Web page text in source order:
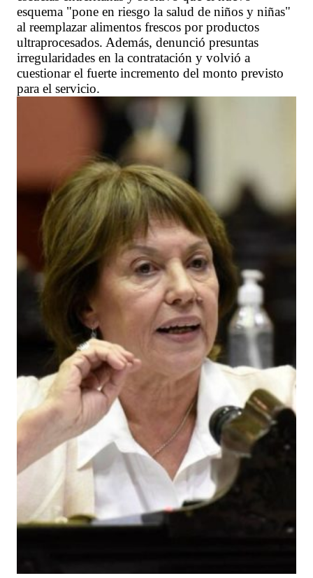
esquema "pone en riesgo la salud de niños y niñas"
al reemplazar alimentos frescos por productos
ultraprocesados. Además, denunció presuntas
irregularidades en la contratación y volvió a
cuestionar el fuerte incremento del monto previsto
para el servicio.